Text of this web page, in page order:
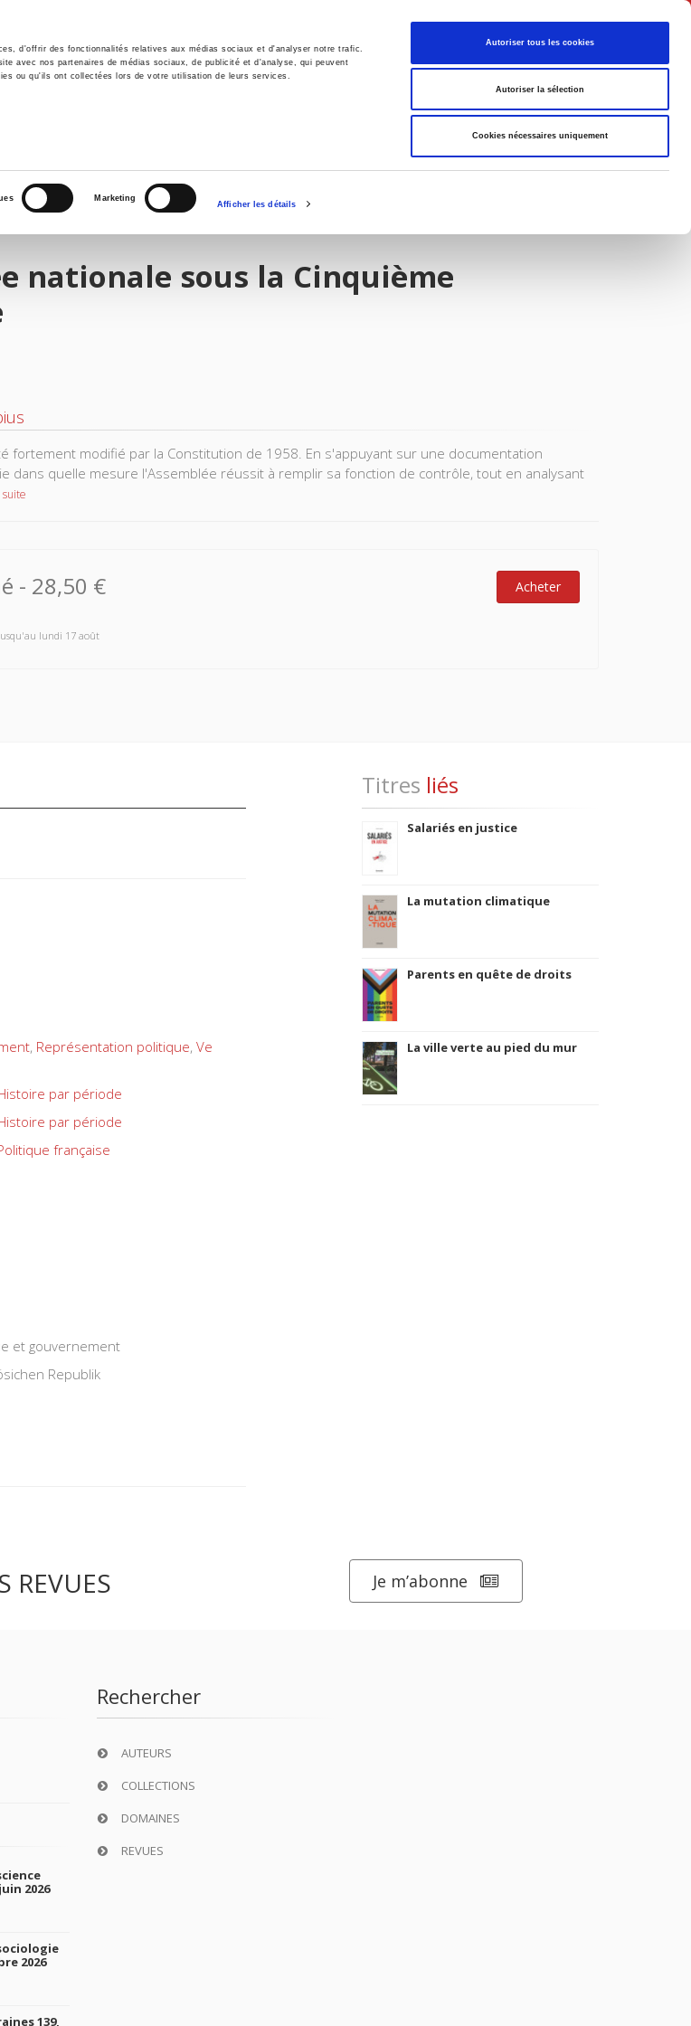
d'offrir des fonctionnalités relatives aux médias sociaux et d'analyser notre trafic.
avec nos partenaires de médias sociaux, de publicité et d'analyse, qui peuvent
ou qu'ils ont collectées lors de votre utilisation de leurs services.
Marketing
Afficher les détails
Autoriser tous les cookies
Autoriser la sélection
Cookies nécessaires uniquement
Français
Histoire International
nationale sous la Cinquième
fortement modifié par la Constitution de 1958. En s'appuyant sur une documentation
dans quelle mesure l'Assemblée réussit à remplir sa fonction de contrôle, tout en analysant
suite
- 28,50 € Acheter
lundi 17 août
, Représentation politique, Ve
par période
par période
française
et gouvernement
Republik
Titres liés
Salariés en justice
La mutation climatique
Parents en quête de droits
La ville verte au pied du mur
REVUES Je m’abonne
2026
2026
139,
Rechercher
AUTEURS
COLLECTIONS
DOMAINES
REVUES